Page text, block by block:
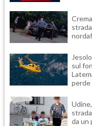
sul
perde
da un